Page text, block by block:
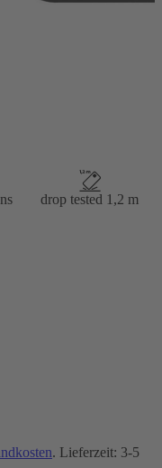
drop tested 1,2 m
. Lieferzeit: 3-5